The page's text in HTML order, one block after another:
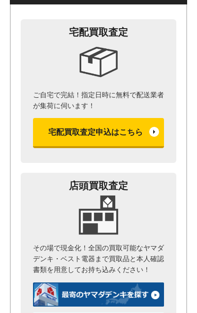
宅配買取査定
ご自宅で完結！指定日時に無料で配送業者
が集荷に伺います！
宅配買取査定申込はこちら
店頭買取査定
その場で現金化！全国の買取可能なヤマダ
デンキ・ベスト電器まで買取品と本人確認
書類を用意してお持ち込みください！